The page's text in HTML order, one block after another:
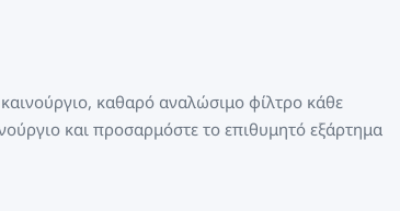
καθαρό αναλώσιμο φίλτρο κάθε
και προσαρμόστε το επιθυμητό εξάρτημα